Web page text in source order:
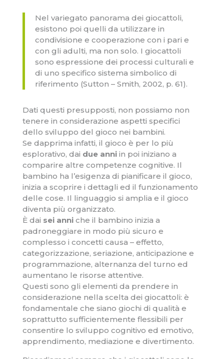
Nel variegato panorama dei giocattoli,
esistono poi quelli da utilizzare in
condivisione e cooperazione con i pari e
con gli adulti, ma non solo. I giocattoli
sono espressione dei processi culturali e
di uno specifico sistema simbolico di
riferimento (Sutton – Smith, 2002, p. 61).
Dati questi presupposti, non possiamo non
tenere in considerazione aspetti specifici
dello sviluppo del gioco nei bambini.
Se dapprima infatti, il gioco è per lo più
esplorativo, dai due anniin poi iniziano a
comparire altre competenze cognitive. Il
bambino ha l’esigenza di pianificare il gioco,
inizia a scoprire i dettagli ed il funzionamento
delle cose. Il linguaggio si amplia e il gioco
diventa più organizzato.
È dai sei anniche il bambino inizia a
padroneggiare in modo più sicuro e
complesso i concetti causa – effetto,
categorizzazione, seriazione, anticipazione e
programmazione, alternanza del turno ed
aumentano le risorse attentive.
Questi sono gli elementi da prendere in
considerazione nella scelta dei giocattoli: è
fondamentale che siano giochi di qualità e
soprattutto sufficientemente flessibili per
consentire lo sviluppo cognitivo ed emotivo,
apprendimento, mediazione e divertimento.